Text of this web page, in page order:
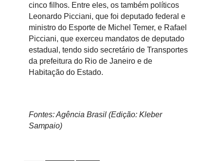
cinco filhos. Entre eles, os também políticos
Leonardo Picciani, que foi deputado federal e
ministro do Esporte de Michel Temer, e Rafael
Picciani, que exerceu mandatos de deputado
estadual, tendo sido secretário de Transportes
da prefeitura do Rio de Janeiro e de
Habitação do Estado.
Fontes: Agência Brasil (Edição: Kleber
Sampaio)